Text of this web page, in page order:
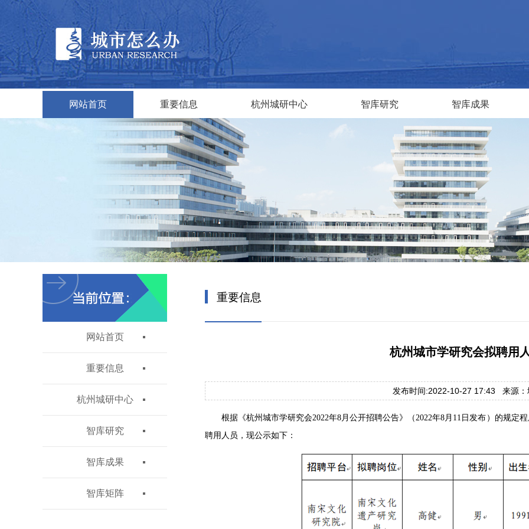
网站首页 重要信息 杭州城研中心 智库研究 智库成果
网站首页
重要信息
杭州城研中心
智库研究
智库成果
智库矩阵
重要信息
杭州城市学研究会拟聘用
发布时间:2022-10-27 17:43 来源：
根据《杭州城市学研究会2022年8月公开招聘公告》（2022年8月11日发布）的规定
聘用人员，现公示如下：